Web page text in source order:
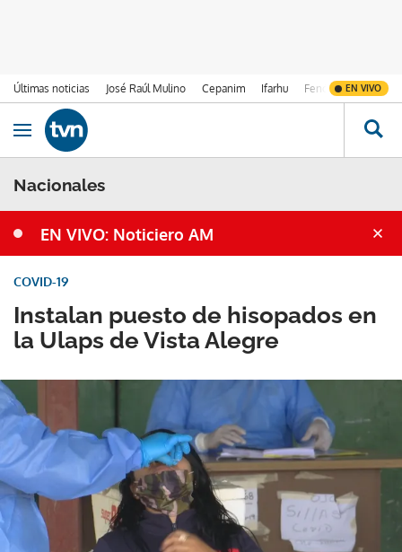
Últimas noticias José Raúl Mulino Cepanim Ifarhu Fenómeno de El
EN VIVO
Ir al contenido
Obrir navegació
Nacionales
EN VIVO: Noticiero AM
Instalan puesto de hisopados en
la Ulaps de Vista Alegre
COVID-19